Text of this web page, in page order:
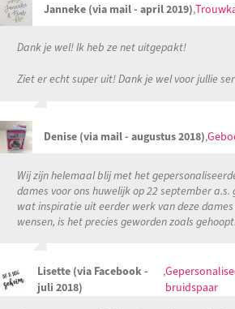
Janneke (via mail - april 2019),
Dank je wel! Ik heb ze net uitgepakt!
Ziet er echt super uit! Dank je wel voor jullie
Denise (via mail - augustus 2018),
Wij zijn helemaal blij met het
dames voor ons huwelijk op 22 september
wat inspiratie uit eerder werk van deze
wensen, is het precies geworden zoals
Lisette (via Facebook -
juli 2018)
,
bruidspaar